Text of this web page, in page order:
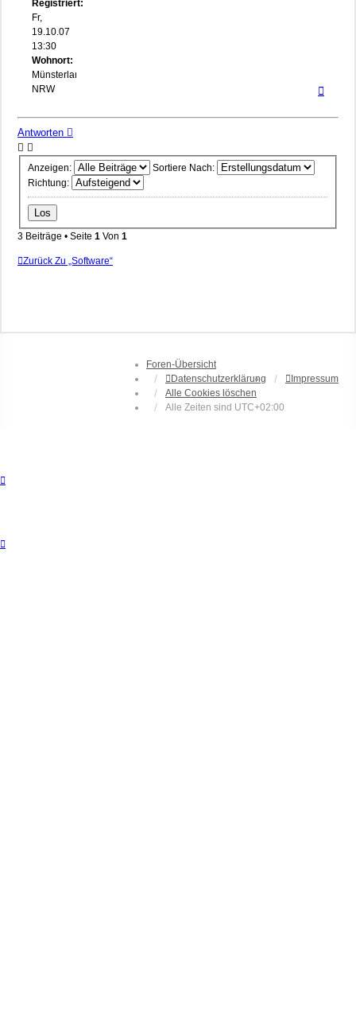
Registriert:
Fr,
19.10.07
13:30
Wohnort:
Münsterland
NRW
Antworten
Anzeigen:
Sortiere Nach:
Richtung:
3 Beiträge • Seite 1 Von 1
Zurück Zu „Software“
Foren-Übersicht
Datenschutzerklärung
Impressum
Alle Cookies löschen
Alle Zeiten sind UTC+02:00